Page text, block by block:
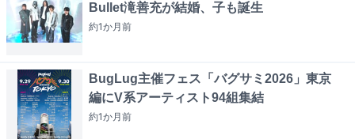
Bullet滝善充が結婚、子も誕生
約1か月前
BugLug主催フェス「バグサミ2026」東京
編にV系アーティスト94組集結
約1か月前